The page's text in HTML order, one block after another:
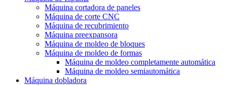
Máquina cortadora de paneles
Máquina de corte CNC
Máquina de recubrimiento
Máquina preexpansora
Máquina de moldeo de bloques
Máquina de moldeo de formas
Máquina de moldeo completamente automática
Máquina de moldeo semiautomática
Máquina dobladora